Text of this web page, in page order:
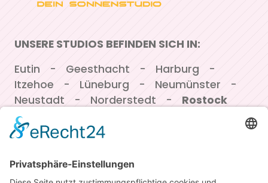
UNSERE STUDIOS BEFINDEN SICH IN:
Navigation überspringen
Eutin Geesthacht
Harburg
Itzehoe
Lüneburg
Neumünster
Neustadt
Norderstedt
Rostock
Winsen/Luhe
MEMBER-CLUB